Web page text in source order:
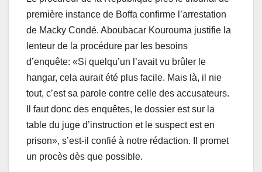
première instance de Boffa confirme l’arrestation
de Macky Condé. Aboubacar Kourouma justifie la
lenteur de la procédure par les besoins
d’enquête: «Si quelqu’un l’avait vu brûler le
hangar, cela aurait été plus facile. Mais là, il nie
tout, c’est sa parole contre celle des accusateurs.
Il faut donc des enquêtes, le dossier est sur la
table du juge d’instruction et le suspect est en
prison», s’est-il confié à notre rédaction. Il promet
un procès dès que possible.